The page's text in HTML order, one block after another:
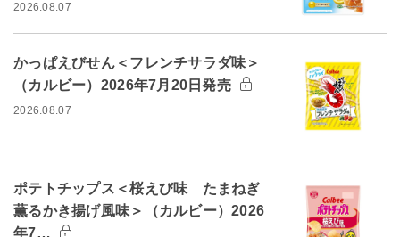
2026.08.07
かっぱえびせん＜フレンチサラダ味＞
（カルビー）2026年7月20日発売
2026.08.07
ポテトチップス＜桜えび味 たまねぎ
薫るかき揚げ風味＞（カルビー）2026
年7…